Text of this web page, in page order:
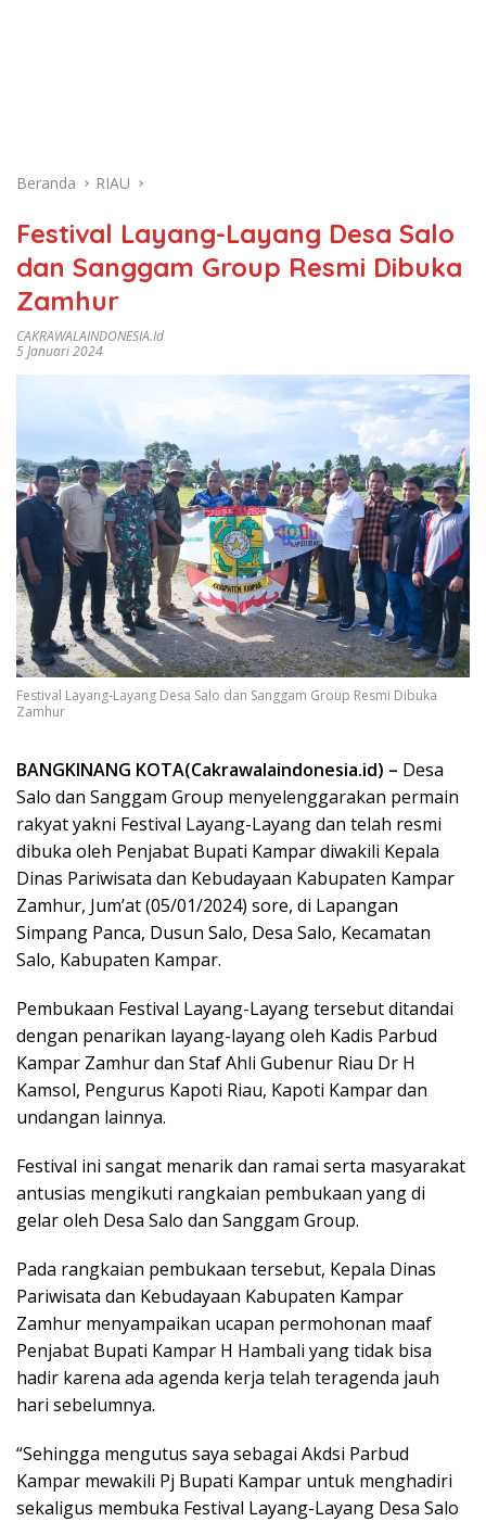
Beranda RIAU
Festival Layang-Layang Desa Salo
dan Sanggam Group Resmi Dibuka
Zamhur
CAKRAWALAINDONESIA.id
5 Januari 2024
Festival Layang-Layang Desa Salo dan Sanggam Group Resmi Dibuka
Zamhur
BANGKINANG KOTA(Cakrawalaindonesia.id) – Desa
Salo dan Sanggam Group menyelenggarakan permain
rakyat yakni Festival Layang-Layang dan telah resmi
dibuka oleh Penjabat Bupati Kampar diwakili Kepala
Dinas Pariwisata dan Kebudayaan Kabupaten Kampar
Zamhur, Jum’at (05/01/2024) sore, di Lapangan
Simpang Panca, Dusun Salo, Desa Salo, Kecamatan
Salo, Kabupaten Kampar.
Pembukaan Festival Layang-Layang tersebut ditandai
dengan penarikan layang-layang oleh Kadis Parbud
Kampar Zamhur dan Staf Ahli Gubenur Riau Dr H
Kamsol, Pengurus Kapoti Riau, Kapoti Kampar dan
undangan lainnya.
Festival ini sangat menarik dan ramai serta masyarakat
antusias mengikuti rangkaian pembukaan yang di
gelar oleh Desa Salo dan Sanggam Group.
Pada rangkaian pembukaan tersebut, Kepala Dinas
Pariwisata dan Kebudayaan Kabupaten Kampar
Zamhur menyampaikan ucapan permohonan maaf
Penjabat Bupati Kampar H Hambali yang tidak bisa
hadir karena ada agenda kerja telah teragenda jauh
hari sebelumnya.
“Sehingga mengutus saya sebagai Akdsi Parbud
Kampar mewakili Pj Bupati Kampar untuk menghadiri
sekaligus membuka Festival Layang-Layang Desa Salo